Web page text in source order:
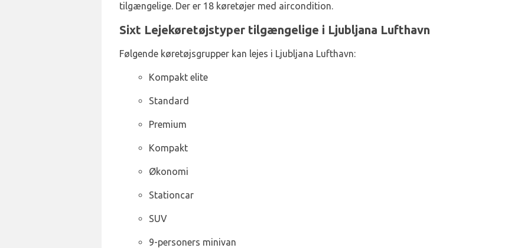
tilgængelige. Der er 18 køretøjer med aircondition.
Sixt Lejekøretøjstyper tilgængelige i Ljubljana Lufthavn
Følgende køretøjsgrupper kan lejes i Ljubljana Lufthavn:
Kompakt elite
Standard
Premium
Kompakt
Økonomi
Stationcar
SUV
9-personers minivan